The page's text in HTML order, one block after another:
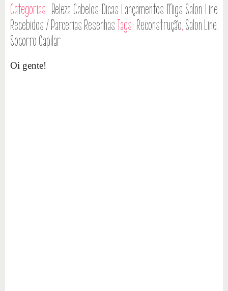
Categorias: Beleza Cabelos Dicas Lançamentos Migs Salon Line
Recebidos / Parcerias Resenhas Tags: Reconstrução, Salon Line,
Socorro Capilar
Oi gente!